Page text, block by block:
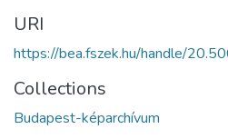
URI
https://bea.fszek.hu/handle/
Collections
Budapest-képarchívum